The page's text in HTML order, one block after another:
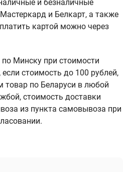
и безналичные
и Белкарт, а также
картой можно через
Минску при стоимости
стоимость до 100 рублей,
товар по Беларуси в любой
стоимость доставки
из пункта самовывоза при